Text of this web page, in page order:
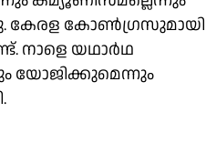
കേരള കോൺഗ്രസുമായി
നാളെ യഥാർഥ